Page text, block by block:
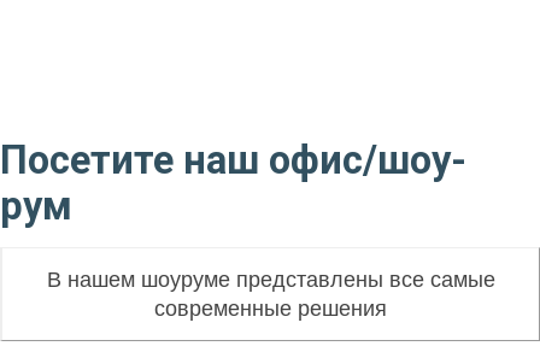
Посетите наш офис/шоу-
рум
В нашем шоуруме представлены все самые
современные решения